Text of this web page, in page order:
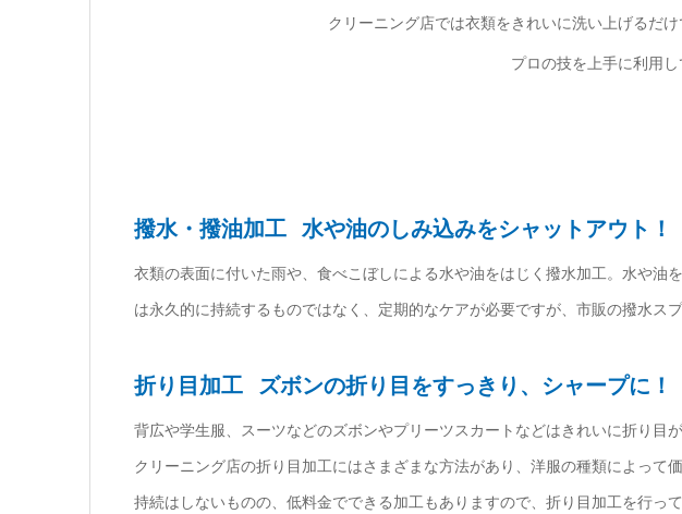
クリーニング店では衣類をきれいに洗い上げるだ
プロの技を上手に利用
撥水・撥油加工 水や油のしみ込みをシャットアウト！
衣類の表面に付いた雨や、食べこぼしによる水や油をはじく撥水加工。水や
は永久的に持続するものではなく、定期的なケアが必要ですが、市販の撥水ス
折り目加工 ズボンの折り目をすっきり、シャープに！
背広や学生服、スーツなどのズボンやプリーツスカートなどはきれいに折り
クリーニング店の折り目加工にはさまざまな方法があり、洋服の種類によっ
持続はしないものの、低料金でできる加工もありますので、折り目加工を行っ